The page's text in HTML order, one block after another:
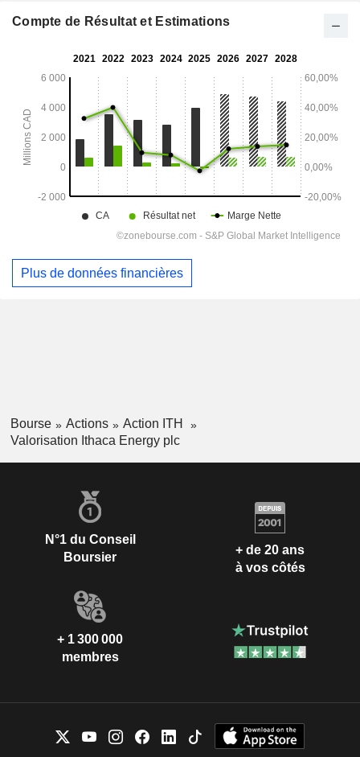
Compte de Résultat et Estimations
Plus de données financières
Bourse Actions
Action ITH
Valorisation Ithaca Energy plc
N°1 du Conseil
Boursier
+ de 20 ans
à vos côtés
+ 1 300 000
membres